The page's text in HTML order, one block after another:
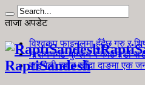
ताजा अपडेट
विश्वकप फाइनलमा हुँदैछ गुरु र
नारायणगढ-मुग्लिन र काठमाडौं
जङ्गली च्याउ खाँदा दाङमा एक
RaptiSandesh